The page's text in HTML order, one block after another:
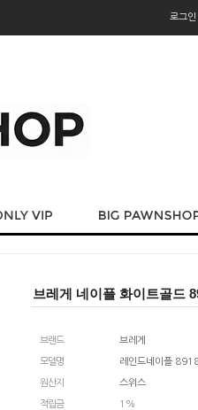
로그인
브레게 네이플 화이트골드
브랜드 브레게
모델명 레인드네이플
원산지 스위스
적립금 1%